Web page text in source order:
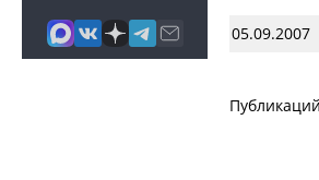
05.09.2007